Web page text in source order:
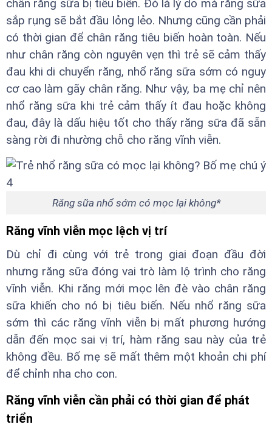
chân răng sữa bị tiêu biến. Đó là lý do mà răng sữa
sắp rụng sẽ bắt đầu lỏng lẻo. Nhưng cũng cần phải
có thời gian để chân răng tiêu biến hoàn toàn. Nếu
như chân răng còn nguyên vẹn thì trẻ sẽ cảm thấy
đau khi di chuyển răng, nhổ răng sữa sớm có nguy
cơ cao làm gãy chân răng. Như vậy, ba mẹ chỉ nên
nhổ răng sữa khi trẻ cảm thấy ít đau hoặc không
đau, đây là dấu hiệu tốt cho thấy răng sữa đã sẵn
sàng rời đi nhường chỗ cho răng vĩnh viễn.
Răng sữa nhổ sớm có mọc lại không*
Răng vĩnh viễn mọc lệch vị trí
Dù chỉ đi cùng với trẻ trong giai đoạn đầu đời
nhưng răng sữa đóng vai trò làm lộ trình cho răng
vĩnh viễn. Khi răng mới mọc lên đè vào chân răng
sữa khiến cho nó bị tiêu biến. Nếu nhổ răng sữa
sớm thì các răng vĩnh viễn bị mất phương hướng
dẫn đến mọc sai vị trí, hàm răng sau này của trẻ
không đều. Bố mẹ sẽ mất thêm một khoản chi phí
để chỉnh nha cho con.
Răng vĩnh viễn cần phải có thời gian để phát
triển